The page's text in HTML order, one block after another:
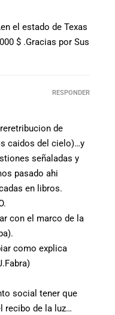
el estado de Texas
$ .Gracias por Sus
de
caidos del cielo)…y
señaladas y
pasado ahi
en libros.
con el marco de la
como explica
social tener que
recibo de la luz…
RESPONDER